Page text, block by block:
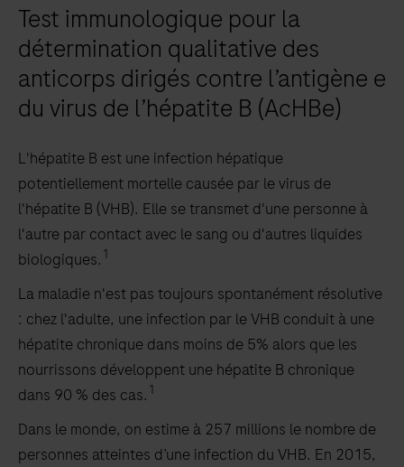
Test immunologique pour la
détermination qualitative des
anticorps dirigés contre l’antigène e
du virus de l’hépatite B (AcHBe)
L'hépatite B est une infection hépatique
potentiellement mortelle causée par le virus de
l'hépatite B (VHB). Elle se transmet d'une personne à
l'autre par contact avec le sang ou d'autres liquides
biologiques. 1
La maladie n'est pas toujours spontanément résolutive
: chez l'adulte, une infection par le VHB conduit à une
hépatite chronique dans moins de 5% alors que les
nourrissons développent une hépatite B chronique
dans 90 % des cas. 1
Dans le monde, on estime à 257 millions le nombre de
personnes atteintes d’une infection du VHB. En 2015,